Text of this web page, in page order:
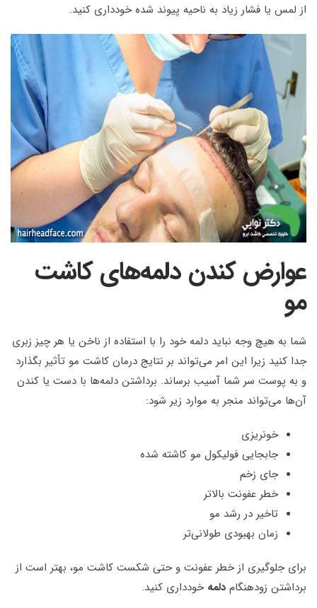
از لمس یا فشار زیاد به ناحیه پیوند شده خودداری کنید.
عوارض کندن دلمه‌های کاشت
مو
شما به هیچ وجه نباید دلمه خود را با استفاده از ناخن یا هر چیز زبری
جدا کنید زیرا این امر می‌تواند بر نتایج درمان کاشت مو تأثیر بگذارد
و به پوست سر شما آسیب برساند. برداشتن دلمه‌ها با دست یا کندن
آن‌ها می‌تواند منجر به موارد زیر شود:
خونریزی
جابجایی فولیکول مو کاشته شده
جای زخم
خطر عفونت بالاتر
تاخیر در رشد مو
زمان بهبودی طولانی‌تر
برای جلوگیری از خطر عفونت و حتی شکست کاشت مو، بهتر است از
برداشتن زودهنگام دلمهخودداری کنید.